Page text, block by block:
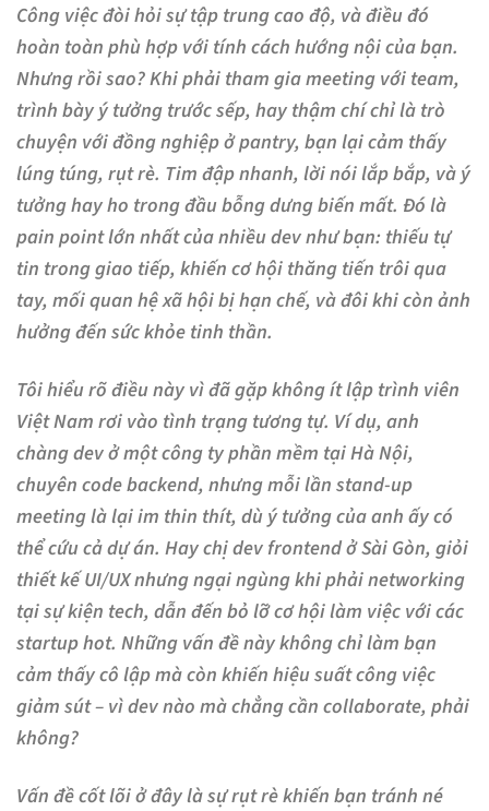
Công việc đòi hỏi sự tập trung cao độ, và điều đó
hoàn toàn phù hợp với tính cách hướng nội của bạn.
Nhưng rồi sao? Khi phải tham gia meeting với team,
trình bày ý tưởng trước sếp, hay thậm chí chỉ là trò
chuyện với đồng nghiệp ở pantry, bạn lại cảm thấy
lúng túng, rụt rè. Tim đập nhanh, lời nói lắp bắp, và ý
tưởng hay ho trong đầu bỗng dưng biến mất. Đó là
pain point lớn nhất của nhiều dev như bạn: thiếu tự
tin trong giao tiếp, khiến cơ hội thăng tiến trôi qua
tay, mối quan hệ xã hội bị hạn chế, và đôi khi còn ảnh
hưởng đến sức khỏe tinh thần.
Tôi hiểu rõ điều này vì đã gặp không ít lập trình viên
Việt Nam rơi vào tình trạng tương tự. Ví dụ, anh
chàng dev ở một công ty phần mềm tại Hà Nội,
chuyên code backend, nhưng mỗi lần stand-up
meeting là lại im thin thít, dù ý tưởng của anh ấy có
thể cứu cả dự án. Hay chị dev frontend ở Sài Gòn, giỏi
thiết kế UI/UX nhưng ngại ngùng khi phải networking
tại sự kiện tech, dẫn đến bỏ lỡ cơ hội làm việc với các
startup hot. Những vấn đề này không chỉ làm bạn
cảm thấy cô lập mà còn khiến hiệu suất công việc
giảm sút – vì dev nào mà chẳng cần collaborate, phải
không?
Vấn đề cốt lõi ở đây là sự rụt rè khiến bạn tránh né